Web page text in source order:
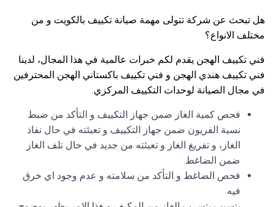
هل تبحث عن شركة تتولى مهمة صيانة تكييف بالكويت و من
مختلف الانواع؟
فني تكييف الهجن يقدم لكم خبرات عالمية في هذا المجال، لدينا
فني تكييف هندي الهجن و فني تكييف باكستاني الهجن المحترفين
في مجال الصيانة لوحدات التكييف المركزي.
فحص كمية الغاز ضمن جهاز التكييف و التأكد من ضبط
نسبة الفريون ضمن جهاز التكييف و تعبئته في حال نفاذ
الغاز، و تفريغ الغاز و تعبئته من جديد في حال تلف الغاز
ضمن الضاغط.
فحص الضاغط و التأكد من سلامته و عدم وجود اي خرق
فيه